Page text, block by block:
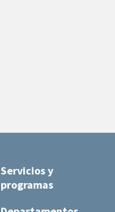
Servicios y
programas